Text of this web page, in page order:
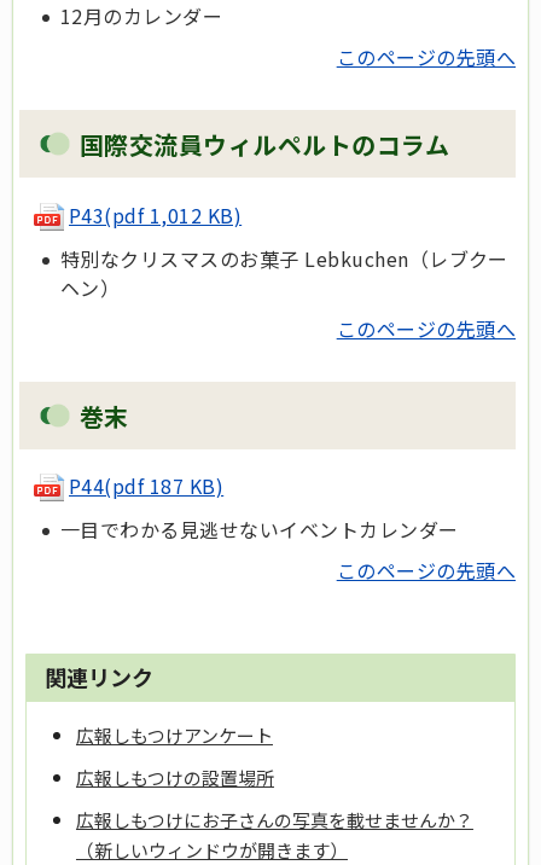
12月のカレンダー
このページの先頭へ
国際交流員ウィルペルトのコラム
P43(pdf 1,012 KB)
特別なクリスマスのお菓子 Lebkuchen（レブクー
ヘン）
このページの先頭へ
巻末
P44(pdf 187 KB)
一目でわかる見逃せないイベントカレンダー
このページの先頭へ
関連リンク
広報しもつけアンケート
広報しもつけの設置場所
広報しもつけにお子さんの写真を載せませんか？
（新しいウィンドウが開きます）